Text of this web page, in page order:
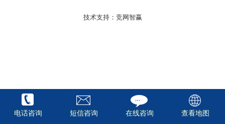
技术支持： 竞网智赢
电话咨询 短信咨询 在线咨询 查看地图